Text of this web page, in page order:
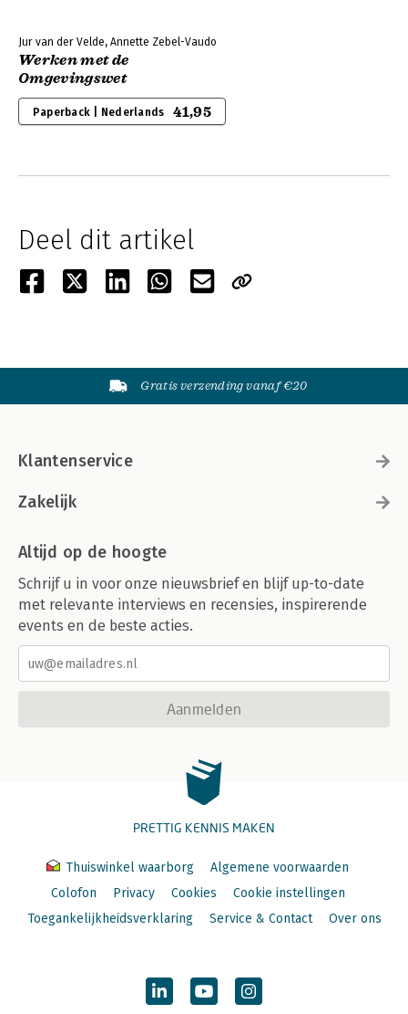
Jur van der Velde, Annette Zebel-Vaudo
Werken met de
Omgevingswet
Paperback | Nederlands 41,95
Deel dit artikel
Gratis verzending vanaf €20
Klantenservice
Zakelijk
Altijd op de hoogte
Schrijf u in voor onze nieuwsbrief en blijf up-to-date
met relevante interviews en recensies, inspirerende
events en de beste acties.
Aanmelden
PRETTIG KENNIS MAKEN
Thuiswinkel waarborg
Algemene voorwaarden
Colofon
Privacy Cookies
Cookie instellingen
Toegankelijkheidsverklaring
Service & Contact Over ons